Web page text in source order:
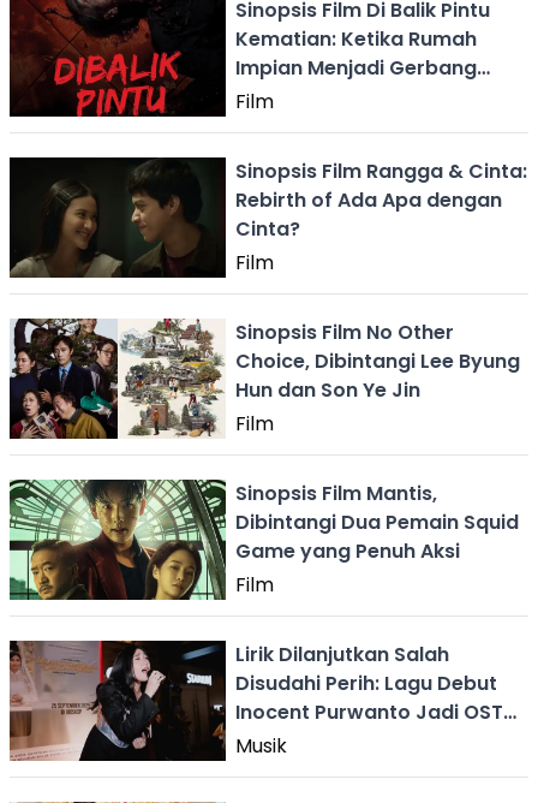
Sinopsis Film Di Balik Pintu
Kematian: Ketika Rumah
Impian Menjadi Gerbang
Menuju Kematian
Film
Sinopsis Film Rangga & Cinta:
Rebirth of Ada Apa dengan
Cinta?
Film
Sinopsis Film No Other
Choice, Dibintangi Lee Byung
Hun dan Son Ye Jin
Film
Sinopsis Film Mantis,
Dibintangi Dua Pemain Squid
Game yang Penuh Aksi
Film
Lirik Dilanjutkan Salah
Disudahi Perih: Lagu Debut
Inocent Purwanto Jadi OST
Film Romantis
Musik